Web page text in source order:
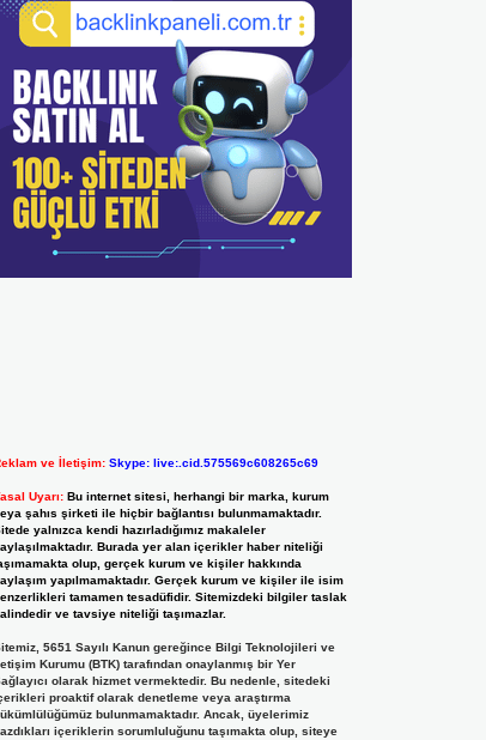
ve İletişim: Skype: live:.cid.575569c608265c69
Uyarı: Bu internet sitesi, herhangi bir marka, kurum
şahıs şirketi ile hiçbir bağlantısı bulunmamaktadır.
yalnızca kendi hazırladığımız makaleler
Burada yer alan içerikler haber niteliği
olup, gerçek kurum ve kişiler hakkında
yapılmamaktadır. Gerçek kurum ve kişiler ile isim
tamamen tesadüfidir. Sitemizdeki bilgiler taslak
ve tavsiye niteliği taşımazlar.
5651 Sayılı Kanun gereğince Bilgi Teknolojileri ve
İletişim Kurumu (BTK) tarafından onaylanmış bir Yer
olarak hizmet vermektedir. Bu nedenle, sitedeki
proaktif olarak denetleme veya araştırma
bulunmamaktadır. Ancak, üyelerimiz
içeriklerin sorumluluğunu taşımakta olup, siteye